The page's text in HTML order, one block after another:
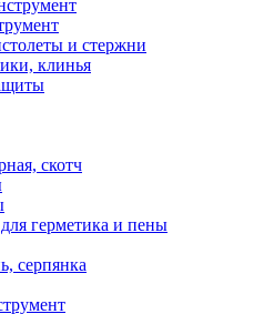
и стержни
клинья
скотч
герметика и пены
серпянка